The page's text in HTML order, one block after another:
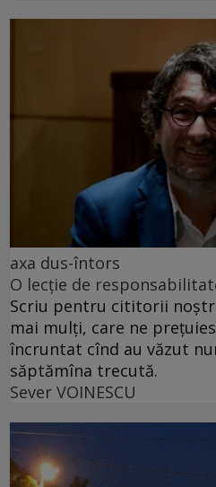
axa dus-întors
O lecție de
Scriu pentru cititorii
mai mulți, care ne
încruntat cînd au văzut
săptămîna trecută.
Sever VOINESCU